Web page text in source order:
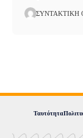
Ταυτότητα